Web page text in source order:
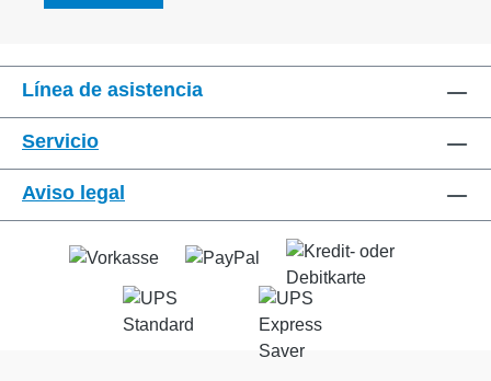
Línea de asistencia
Servicio
Aviso legal